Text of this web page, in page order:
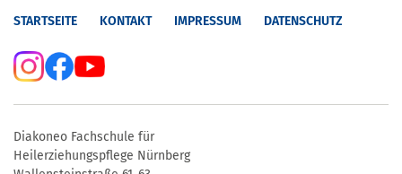
STARTSEITE KONTAKT IMPRESSUM DATENSCHUTZ
Diakoneo Fachschule für
Heilerziehungspflege Nürnberg